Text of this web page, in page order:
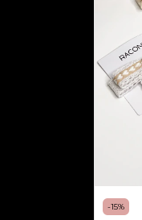
-15%